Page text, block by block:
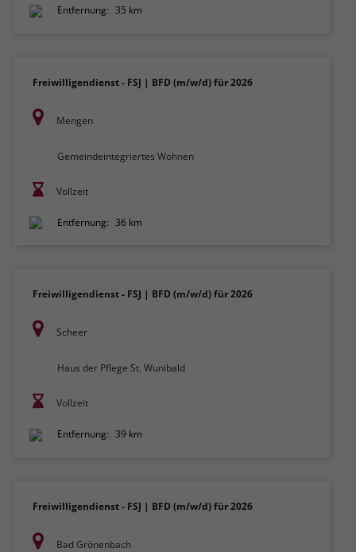
Entfernung: 35 km
Freiwilligendienst - FSJ | BFD (m/w/d) für 2026
Mengen
Gemeindeintegriertes Wohnen
Vollzeit
Entfernung: 36 km
Freiwilligendienst - FSJ | BFD (m/w/d) für 2026
Scheer
Haus der Pflege St. Wunibald
Vollzeit
Entfernung: 39 km
Freiwilligendienst - FSJ | BFD (m/w/d) für 2026
Bad Grönenbach